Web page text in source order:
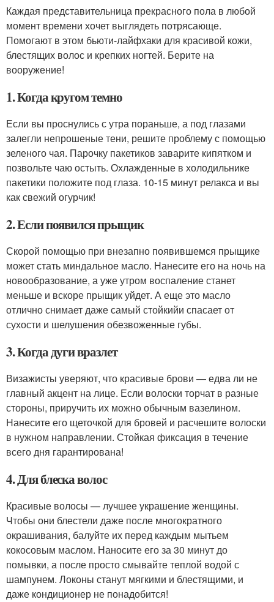
Каждая представительница прекрасного пола в любой
момент времени хочет выглядеть потрясающе.
Помогают в этом бьюти-лайфхаки для красивой кожи,
блестящих волос и крепких ногтей. Берите на
вооружение!
1. Когда кругом темно
Если вы проснулись с утра пораньше, а под глазами
залегли непрошеные тени, решите проблему с помощью
зеленого чая. Парочку пакетиков заварите кипятком и
позвольте чаю остыть. Охлажденные в холодильнике
пакетики положите под глаза. 10-15 минут релакса и вы
как свежий огурчик!
2. Если появился прыщик
Скорой помощью при внезапно появившемся прыщике
может стать миндальное масло. Нанесите его на ночь на
новообразование, а уже утром воспаление станет
меньше и вскоре прыщик уйдет. А еще это масло
отлично снимает даже самый стойкийи спасает от
сухости и шелушения обезвоженные губы.
3. Когда дуги вразлет
Визажисты уверяют, что красивые брови — едва ли не
главный акцент на лице. Если волоски торчат в разные
стороны, приручить их можно обычным вазелином.
Нанесите его щеточкой для бровей и расчешите волоски
в нужном направлении. Стойкая фиксация в течение
всего дня гарантирована!
4. Для блеска волос
Красивые волосы — лучшее украшение женщины.
Чтобы они блестели даже после многократного
окрашивания, балуйте их перед каждым мытьем
кокосовым маслом. Наносите его за 30 минут до
помывки, а после просто смывайте теплой водой с
шампунем. Локоны станут мягкими и блестящими, и
даже кондиционер не понадобится!